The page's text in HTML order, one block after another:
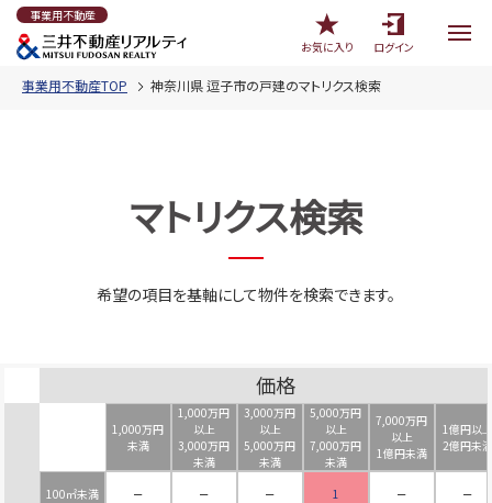
事業用不動産
お気に入り
ログイン
事業用不動産TOP 神奈川県 逗子市の戸建のマトリクス検索
マトリクス検索
希望の項目を基軸にして物件を検索できます。
価格
1,000万円
未満
1,000万円
以上
3,000万円
未満
3,000万円
以上
5,000万円
未満
5,000万円
以上
7,000万円
未満
7,000万円
以上
1億円未満
1億円以上
2億円未満
100㎡未満 － － － 1 －
－